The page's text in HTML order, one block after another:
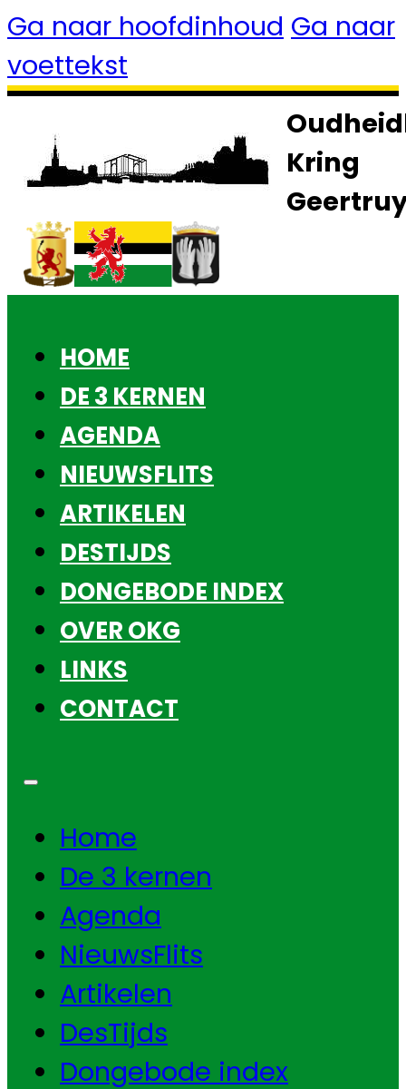
Ga naar hoofdinhoud Ga naar
voettekst
Kring
HOME
DE 3 KERNEN
AGENDA
NIEUWSFLITS
ARTIKELEN
DESTIJDS
DONGEBODE INDEX
OVER OKG
LINKS
CONTACT
Home
De 3 kernen
Agenda
NieuwsFlits
Artikelen
DesTijds
Dongebode index